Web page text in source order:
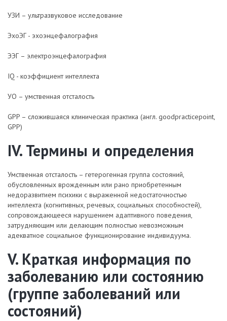
УЗИ – ультразвуковое исследование
ЭхоЭГ - эхоэнцефалография
ЭЭГ – электроэнцефалография
IQ - коэффициент интеллекта
УО – умственная отсталость
GPP – сложившаяся клиническая практика (англ. goodpracticepoint,
GPP)
IV. Термины и определения
Умственная отсталость – гетерогенная группа состояний,
обусловленных врожденным или рано приобретенным
недоразвитием психики с выраженной недостаточностью
интеллекта (когнитивных, речевых, социальных способностей),
сопровождающееся нарушением адаптивного поведения,
затрудняющим или делающим полностью невозможным
адекватное социальное функционирование индивидуума.
V. Краткая информация по
заболеванию или состоянию
(группе заболеваний или
состояний)